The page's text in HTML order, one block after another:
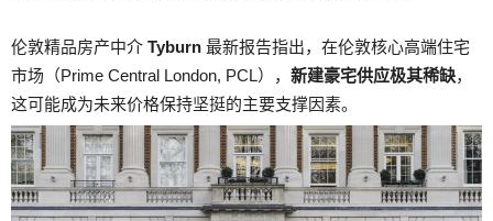
伦敦精品房产中介 Tyburn 最新报告指出，在伦敦核心高端住宅
市场（Prime Central London, PCL）， 新建豪宅供应极其稀缺，
这可能成为未来价格保持坚挺的主要支撑因素。